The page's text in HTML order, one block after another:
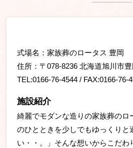
式場名：家族葬のロータス 豊岡
住所：〒078-8236 北海道旭川市
TEL:0166-76-4544 / FAX:0166-76-
施設紹介
綺麗でモダンな造りの家族葬のロ
のひとときを少しでもゆっくりと
い・・。」そんな想いからこだわ